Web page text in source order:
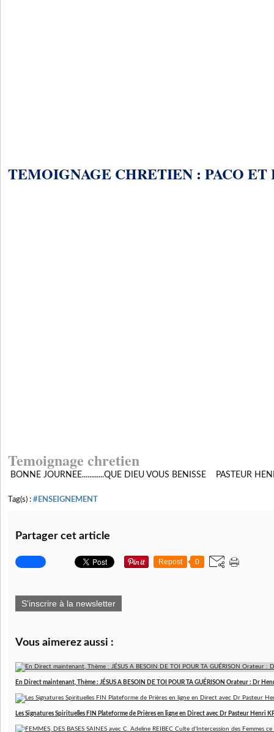
TEMOIGNAGE CHRETIEN : PACO ET
Temoignage chretien
BONNE JOURNEE............QUE DIEU VOUS BENISSE PASTEUR
Tag(s) : #ENSEIGNEMENT
Partager cet article
Repost 0
S'inscrire à la newsletter
Vous aimerez aussi :
En Direct maintenant, Thème : JÉSUS A BESOIN DE TOI POUR TA GUÉRISON Orateur : Dr
Les Signatures Spirituelles FIN Plateforme de Prières en ligne en Direct avec Dr Pasteur Henri